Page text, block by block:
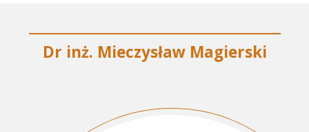
Dr inż. Mieczysław Magierski